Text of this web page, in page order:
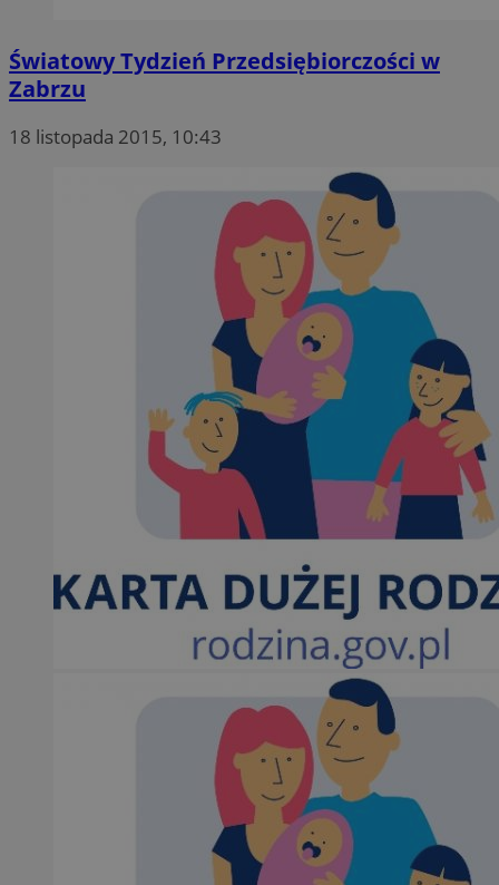
Światowy Tydzień Przedsiębiorczości w
Zabrzu
18 listopada 2015, 10:43